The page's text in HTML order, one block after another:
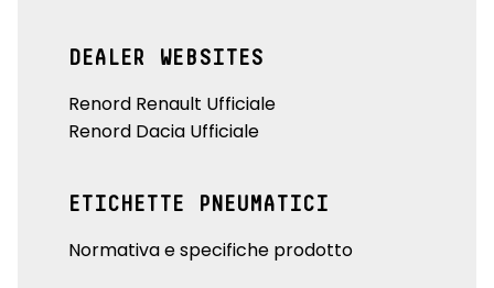
DEALER WEBSITES
Renord Renault Ufficiale
Renord Dacia Ufficiale
ETICHETTE PNEUMATICI
Normativa e specifiche prodotto